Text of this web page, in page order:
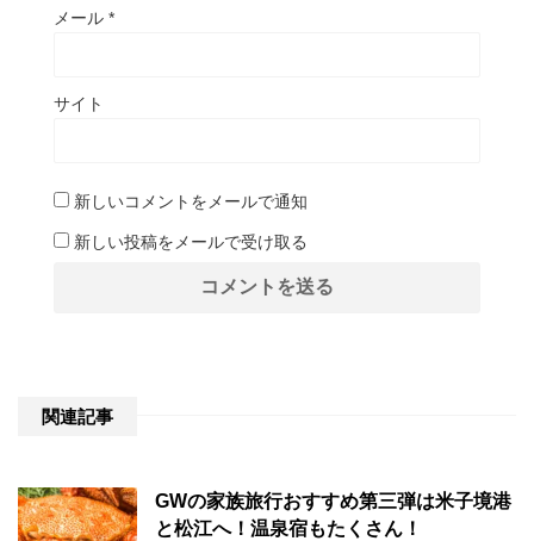
メール *
サイト
新しいコメントをメールで通知
新しい投稿をメールで受け取る
関連記事
GWの家族旅行おすすめ第三弾は米子境港
と松江へ！温泉宿もたくさん！